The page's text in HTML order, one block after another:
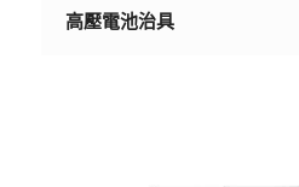
高壓電池治具